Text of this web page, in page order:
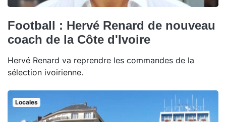
Football : Hervé Renard de nouveau
coach de la Côte d'Ivoire
Hervé Renard va reprendre les commandes de la
sélection ivoirienne.
Locales